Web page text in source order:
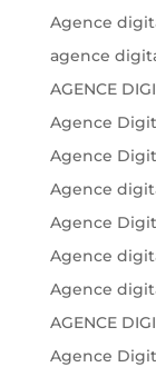
Agence
agence
AGENCE
Agence
Agence
Agence
Agence
Agence
Agence
AGENCE
Agence